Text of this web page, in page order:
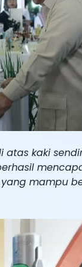
kaki
mampu